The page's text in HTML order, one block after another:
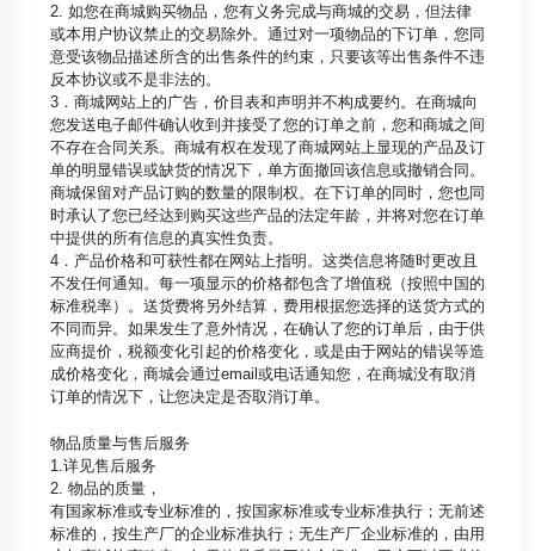
2. 如您在商城购买物品，您有义务完成与商城的交易，但法律
或本用户协议禁止的交易除外。通过对一项物品的下订单，您同
意受该物品描述所含的出售条件的约束，只要该等出售条件不违
反本协议或不是非法的。
3．商城网站上的广告，价目表和声明并不构成要约。在商城向
您发送电子邮件确认收到并接受了您的订单之前，您和商城之间
不存在合同关系。商城有权在发现了商城网站上显现的产品及订
单的明显错误或缺货的情况下，单方面撤回该信息或撤销合同。
商城保留对产品订购的数量的限制权。在下订单的同时，您也同
时承认了您已经达到购买这些产品的法定年龄，并将对您在订单
中提供的所有信息的真实性负责。
4．产品价格和可获性都在网站上指明。这类信息将随时更改且
不发任何通知。每一项显示的价格都包含了增值税（按照中国的
标准税率）。送货费将另外结算，费用根据您选择的送货方式的
不同而异。如果发生了意外情况，在确认了您的订单后，由于供
应商提价，税额变化引起的价格变化，或是由于网站的错误等造
成价格变化，商城会通过email或电话通知您，在商城没有取消
订单的情况下，让您决定是否取消订单。
物品质量与售后服务
1.详见售后服务
2. 物品的质量，
有国家标准或专业标准的，按国家标准或专业标准执行；无前述
标准的，按生产厂的企业标准执行；无生产厂企业标准的，由用